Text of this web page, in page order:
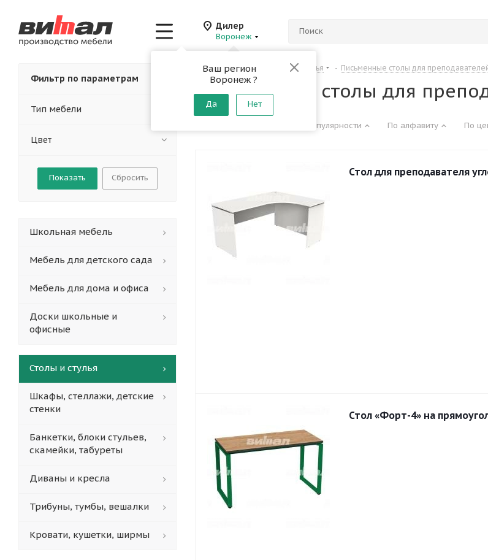
Дилер
Воронеж
Ваш регион
Воронеж ?
Да Нет
Главная - Каталог Столы и стулья - Письменные столы для
Письменные столы для
По популярности По алфавиту По
Стол для преподавателя
Стол «Форт-4» на
Фильтр по параметрам
Тип мебели
Цвет
Сбросить
Школьная мебель
Мебель для детского сада
Мебель для дома и офиса
Доски школьные и
офисные
Столы и стулья
Шкафы, стеллажи, детские
стенки
Банкетки, блоки стульев,
скамейки, табуреты
Диваны и кресла
Трибуны, тумбы, вешалки
Кровати, кушетки, ширмы